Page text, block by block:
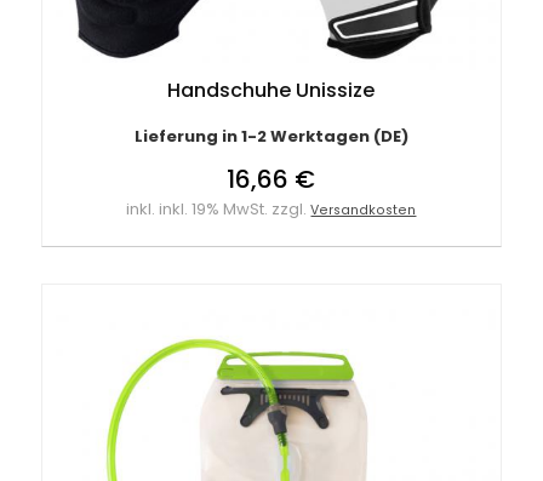
Handschuhe Unissize
Lieferung in 1-2 Werktagen (DE)
16,66 €
inkl. inkl. 19% MwSt. zzgl.Versandkosten